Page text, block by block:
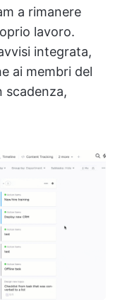
a rimanere
lavoro.
integrata,
ai membri del
scadenza,